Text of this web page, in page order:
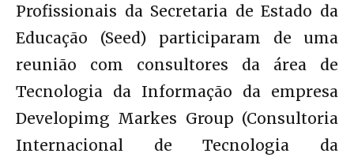
Profissionais da Secretaria de Estado da
Educação (Seed) participaram de uma
reunião com consultores da área de
Tecnologia da Informação da empresa
Developimg Markes Group (Consultoria
Internacional de Tecnologia da